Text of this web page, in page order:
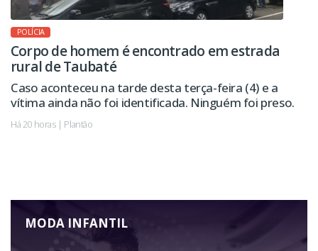
POLÍCIA
Corpo de homem é encontrado em estrada
rural de Taubaté
Caso aconteceu na tarde desta terça-feira (4) e a
vítima ainda não foi identificada. Ninguém foi preso.
Há 20 horas | Plantão
MODA INFANTIL